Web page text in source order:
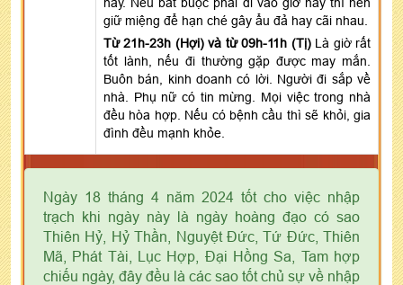
giữ miệng để hạn ché gây ẩu đả hay cãi nhau.
Từ 21h-23h (Hợi) và từ 09h-11h (Tị) Là giờ rất
tốt lành, nếu đi thường gặp được may mắn.
Buôn bán, kinh doanh có lời. Người đi sắp về
nhà. Phụ nữ có tin mừng. Mọi việc trong nhà
đều hòa hợp. Nếu có bệnh cầu thì sẽ khỏi, gia
đình đều mạnh khỏe.
Ngày 18 tháng 4 năm 2024 tốt cho việc nhập
trạch khi ngày này là ngày hoàng đạo có sao
Thiên Hỷ, Hỷ Thần, Nguyệt Đức, Tứ Đức, Thiên
Mã, Phát Tài, Lục Hợp, Đại Hồng Sa, Tam hợp
chiếu ngày, đây đều là các sao tốt chủ sự về nhập